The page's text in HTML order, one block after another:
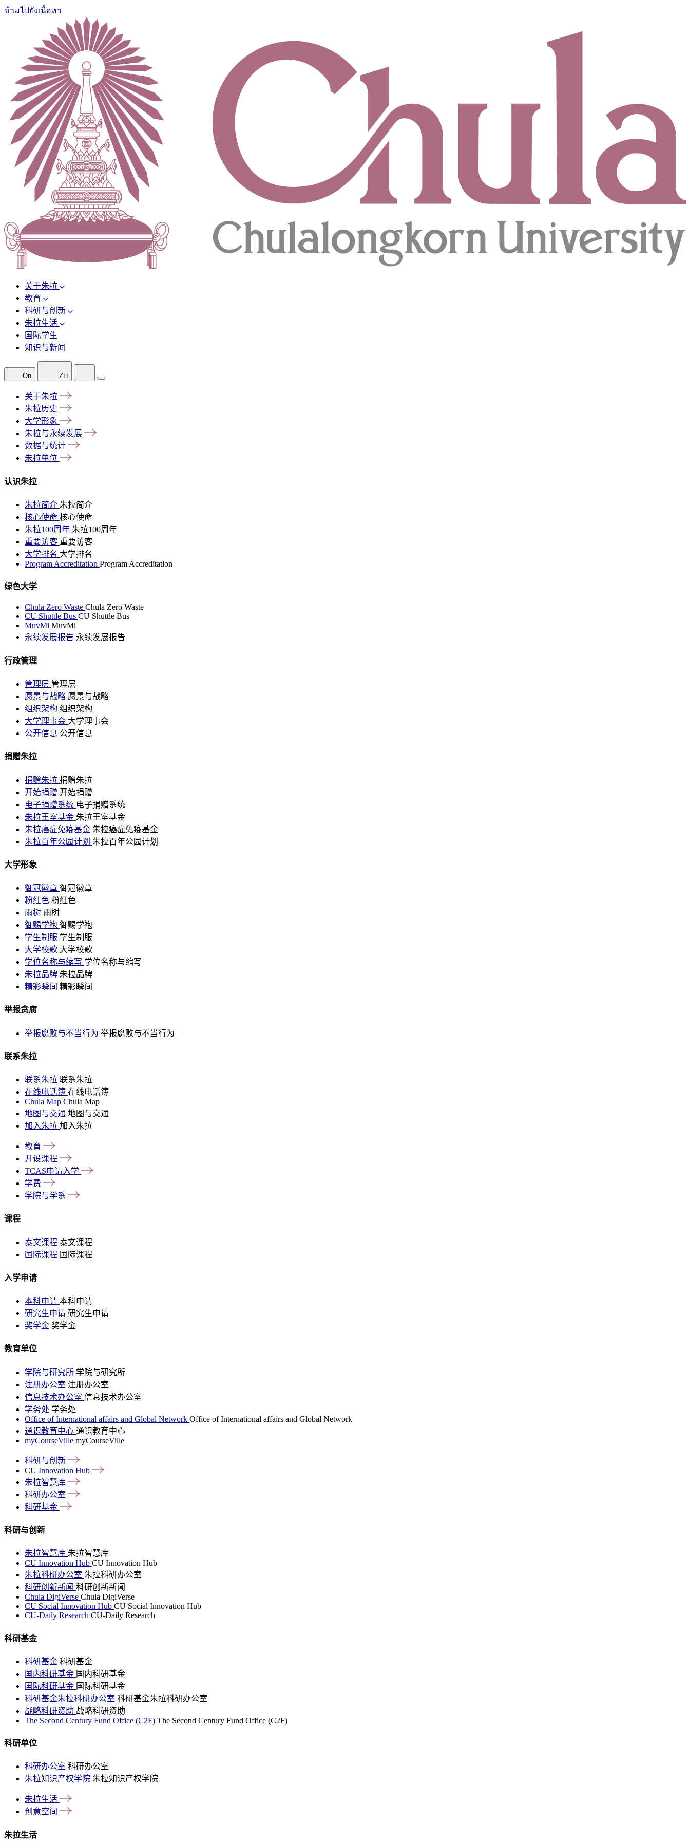
ข้ามไปยังเนื้อหา
关于朱拉
教育
科研与创新
朱拉生活
国际学生
知识与新闻
On ZH
关于朱拉
朱拉历史
大学形象
朱拉与永续发展
数据与统计
朱拉单位
认识朱拉
朱拉简介 朱拉简介
核心使命 核心使命
朱拉100周年 朱拉100周年
重要访客 重要访客
大学排名 大学排名
Program Accreditation Program Accreditation
绿色大学
Chula Zero Waste Chula Zero Waste
CU Shuttle Bus CU Shuttle Bus
MuvMi MuvMi
永续发展报告 永续发展报告
行政管理
管理层 管理层
愿景与战略 愿景与战略
组织架构 组织架构
大学理事会 大学理事会
公开信息 公开信息
捐赠朱拉
捐赠朱拉 捐赠朱拉
开始捐赠 开始捐赠
电子捐赠系统 电子捐赠系统
朱拉王室基金 朱拉王室基金
朱拉癌症免疫基金 朱拉癌症免疫基金
朱拉百年公园计划 朱拉百年公园计划
大学形象
御冠徽章 御冠徽章
粉红色 粉红色
雨树 雨树
御赐学袍 御赐学袍
学生制服 学生制服
大学校歌 大学校歌
学位名称与缩写 学位名称与缩写
朱拉品牌 朱拉品牌
精彩瞬间 精彩瞬间
举报贪腐
举报腐败与不当行为 举报腐败与不当行为
联系朱拉
联系朱拉 联系朱拉
在线电话簿 在线电话簿
Chula Map Chula Map
地图与交通 地图与交通
加入朱拉 加入朱拉
教育
开设课程
TCAS申请入学
学费
学院与学系
课程
泰文课程 泰文课程
国际课程 国际课程
入学申请
本科申请 本科申请
研究生申请 研究生申请
奖学金 奖学金
教育单位
学院与研究所 学院与研究所
注册办公室 注册办公室
信息技术办公室 信息技术办公室
学务处 学务处
Office of International affairs and Global Network Office of International affairs and Global Network
通识教育中心 通识教育中心
myCourseVille myCourseVille
科研与创新
CU Innovation Hub
朱拉智慧库
科研办公室
科研基金
科研与创新
朱拉智慧库 朱拉智慧库
CU Innovation Hub CU Innovation Hub
朱拉科研办公室 朱拉科研办公室
科研创新新闻 科研创新新闻
Chula DigiVerse Chula DigiVerse
CU Social Innovation Hub CU Social Innovation Hub
CU-Daily Research CU-Daily Research
科研基金
科研基金 科研基金
国内科研基金 国内科研基金
国际科研基金 国际科研基金
科研基金朱拉科研办公室 科研基金朱拉科研办公室
战略科研资助 战略科研资助
The Second Century Fund Office (C2F) The Second Century Fund Office (C2F)
科研单位
科研办公室 科研办公室
朱拉知识产权学院 朱拉知识产权学院
朱拉生活
创意空间
朱拉生活